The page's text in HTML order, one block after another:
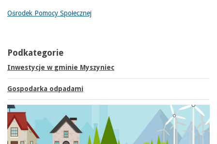
Ośrodek Pomocy Społecznej
Podkategorie
Inwestycje w gminie Myszyniec
Gospodarka odpadami